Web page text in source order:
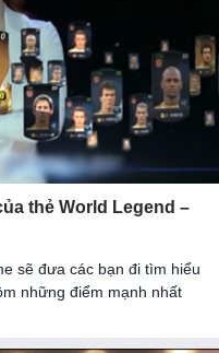
thẻ World Legend –
sẽ đưa các bạn đi tìm hiểu
những điểm mạnh nhất